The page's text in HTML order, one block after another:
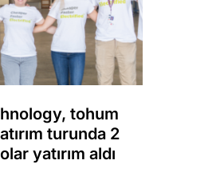
tohum
turunda 2
yatırım aldı